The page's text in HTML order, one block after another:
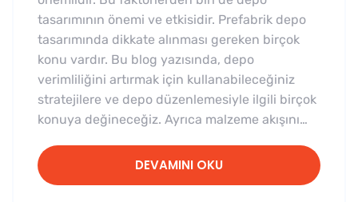
tasarımının önemi ve etkisidir. Prefabrik depo
tasarımında dikkate alınması gereken birçok
konu vardır. Bu blog yazısında, depo
verimliliğini artırmak için kullanabileceğiniz
stratejilere ve depo düzenlemesiyle ilgili birçok
konuya değineceğiz. Ayrıca malzeme akışını…
DEVAMINI OKU